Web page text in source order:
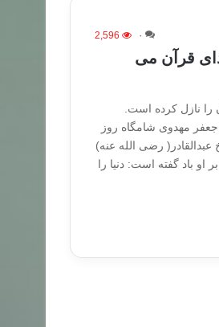
۰ 2,596
قرآن می
را نازل کرده است.
جعفر مهدوی شامگاه روز
هجری. قمری، شیخ عبدالقادر( رضی الله عنه)
باد گفته است: دنیا را